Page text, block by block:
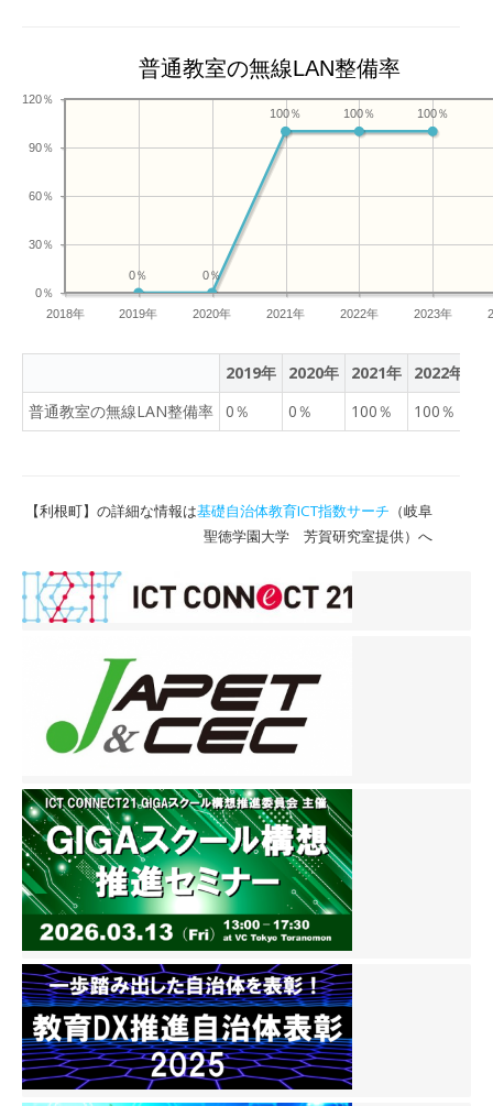
普通教室の無線LAN整備率
2018年 2019年 2020年 2021年 2022年 2023年
0％
30％
60％
90％
120％
100％
100％
100％
0％
0％
2019年 2020年 2021年 2022年
普通教室の無線LAN整備率 0％ 0％ 100％ 100％
【利根町】の詳細な情報は基礎自治体教育ICT指数サーチ （岐阜
聖徳学園大学 芳賀研究室提供）へ